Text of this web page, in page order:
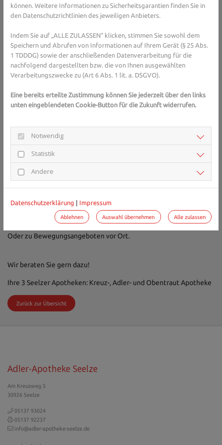
Zurück zur Übersicht
zur Bewegung nutzen. Wie wäre es mit Treppen steigen statt
Gelenke in Schwung bringt? Und einer ausgewogenen Ernährung,
die unseren Körper in Form halten?
Falsche Bewegungen gibt es nicht
Früher hielt man Ruhe und Schonung für den richtigen Weg im
Umgang mit Rückenschmerzen. Heute hingegen setzen Ärzte und
Therapeuten darauf, die Wirbelsäule vielfältig zu bewegen. So
Ihnen helfen, die muskulären Verspannungen zu lösen und sich
wieder mehr zu bewegen. Wenn starke Schmerzen jedoch auch
nach drei Tagen noch andauern, sollten Sie mit Ihrem Arzt
sprechen.
Schmerztagebuch von ALIUD
Schmerzbroschüre von ALIUD
Oder zu Bewegungsangeboten vor Ort.
Wir beraten Sie gern dazu!
Ihre 3 Seelzer Apotheken: Kreuz-, Adler- und Obentraut Apotheke
Adler-Apotheke Seelze
Am Kreuzweg 5
30926 Seelze
05137 93024
05137 92237
info@adler-apotheke-seelze.de
können. Weitere Informationen zu Sicherheitsgarantien finden Sie in
den Datenschutzrichtlinien des jeweiligen Anbieters.
Indem Sie auf „ALLE ZULASSEN“ klicken, stimmen Sie sowohl dem
Speichern und Abrufen von Informationen auf Ihrem Gerät (§ 25 Abs.
1 TDDDG) sowie der anschließenden Datenverarbeitung für die
nachfolgend dargestellten bzw. die von Ihnen ausgewählten
Verarbeitungszwecke zu (Art 6 Abs. 1 lit. a. DSGVO).
Eine bereits erteilte Zustimmung können Sie jederzeit über den links
unten eingeblendeten Cookie-Button für die Zukunft widerrufen.
Notwendig
Statistik
Andere
Datenschutzerklärung Impressum
Ablehnen Auswahl übernehmen Alle zulassen